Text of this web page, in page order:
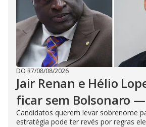
DO R7/08/08/2026
Jair Renan e Hélio
ficar sem Bolsonaro
Candidatos querem levar sobrenome
estratégia pode ter revés por regras